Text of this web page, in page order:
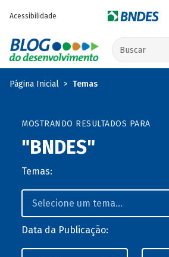
Acessibilidade
Buscar no site
Página Inicial Temas
MOSTRANDO RESULTADOS PARA
"BNDES"
Temas:
Data da Publicação: